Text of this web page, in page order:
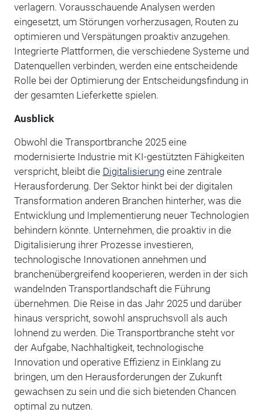
verlagern. Vorausschauende Analysen werden
eingesetzt, um Störungen vorherzusagen, Routen zu
optimieren und Verspätungen proaktiv anzugehen.
Integrierte Plattformen, die verschiedene Systeme und
Datenquellen verbinden, werden eine entscheidende
Rolle bei der Optimierung der Entscheidungsfindung in
der gesamten Lieferkette spielen.
Ausblick
Obwohl die Transportbranche 2025 eine
modernisierte Industrie mit KI-gestützten Fähigkeiten
verspricht, bleibt die Digitalisierungeine zentrale
Herausforderung. Der Sektor hinkt bei der digitalen
Transformation anderen Branchen hinterher, was die
Entwicklung und Implementierung neuer Technologien
behindern könnte. Unternehmen, die proaktiv in die
Digitalisierung ihrer Prozesse investieren,
technologische Innovationen annehmen und
branchenübergreifend kooperieren, werden in der sich
wandelnden Transportlandschaft die Führung
übernehmen. Die Reise in das Jahr 2025 und darüber
hinaus verspricht, sowohl anspruchsvoll als auch
lohnend zu werden. Die Transportbranche steht vor
der Aufgabe, Nachhaltigkeit, technologische
Innovation und operative Effizienz in Einklang zu
bringen, um den Herausforderungen der Zukunft
gewachsen zu sein und die sich bietenden Chancen
optimal zu nutzen.